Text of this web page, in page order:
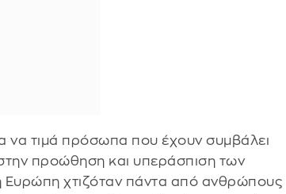
να τιμά πρόσωπα που έχουν συμβάλει
προώθηση και υπεράσπιση των
χτιζόταν πάντα από ανθρώπους